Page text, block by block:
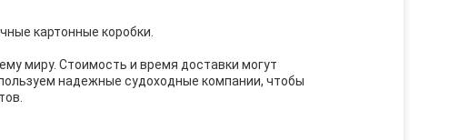
картонные коробки.
миру. Стоимость и время доставки могут
надежные судоходные компании, чтобы